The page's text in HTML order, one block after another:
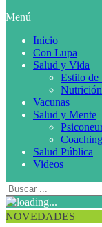
Menú
Inicio
Con Lupa
Salud y Vida
Estilo de
Nutrición
Vacunas
Salud y Mente
Salud Pública
Videos
NOVEDADES